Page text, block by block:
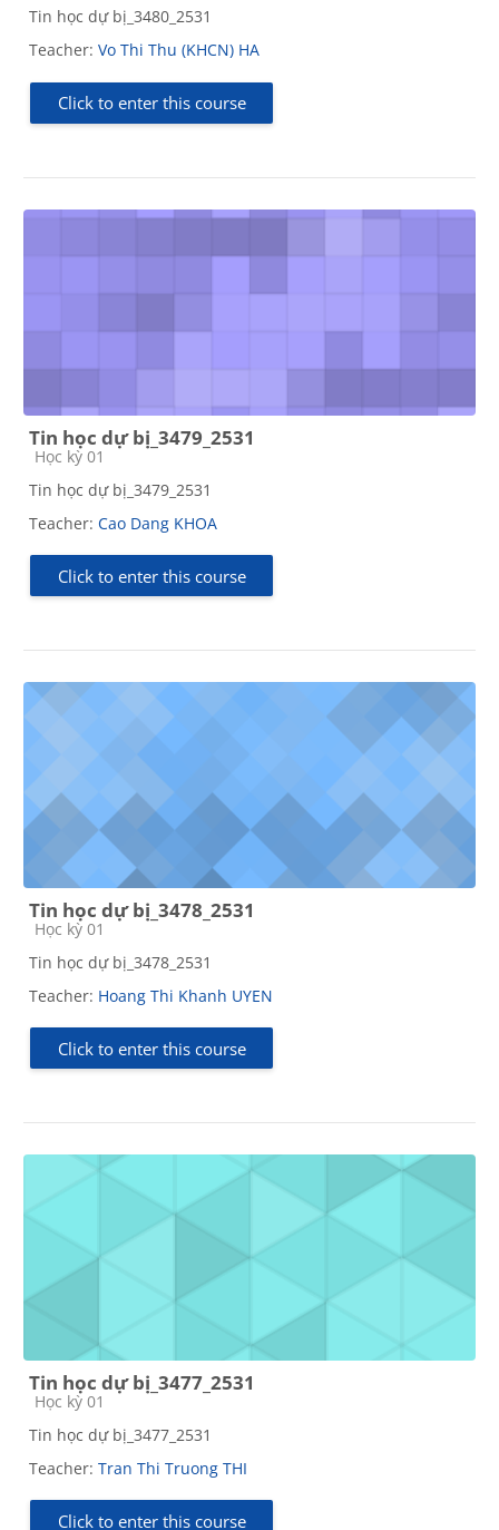
Tin học dự bị_3480_2531
Teacher: Vo Thi Thu (KHCN) HA
Click to enter this course
Tin học dự bị_3479_2531
Course category
Học kỳ 01
Tin học dự bị_3479_2531
Teacher: Cao Dang KHOA
Click to enter this course
Tin học dự bị_3478_2531
Course category
Học kỳ 01
Tin học dự bị_3478_2531
Teacher: Hoang Thi Khanh UYEN
Click to enter this course
Tin học dự bị_3477_2531
Course category
Học kỳ 01
Tin học dự bị_3477_2531
Teacher: Tran Thi Truong THI
Click to enter this course